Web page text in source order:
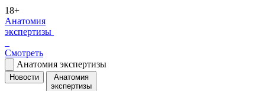
18+
Анатомия
экспертизы
Смотреть
Анатомия экспертизы
Новости
Анатомия
экспертизы